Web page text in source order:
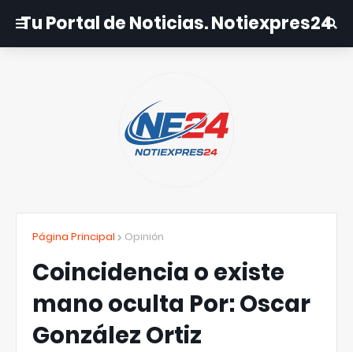
Tu Portal de Noticias. Notiexpres24
Página Principal Opinión
Coincidencia o existe
mano oculta Por: Oscar
González Ortiz